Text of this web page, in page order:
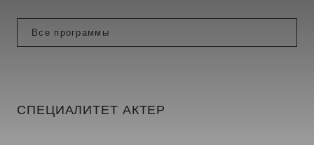
СПЕЦИАЛИТЕТ АКТЕР